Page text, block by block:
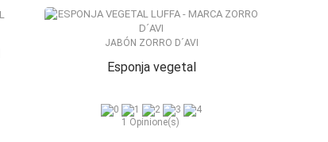
JABÓN ZORRO D´AVI
Esponja vegetal
1 Opinione(s)